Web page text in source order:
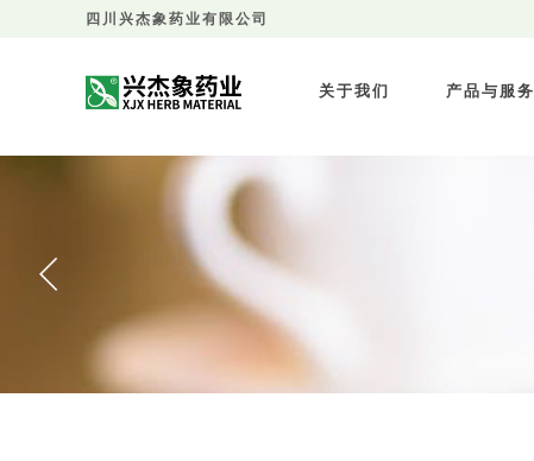
四川兴杰象药业有限公司
关于我们 产品与服务